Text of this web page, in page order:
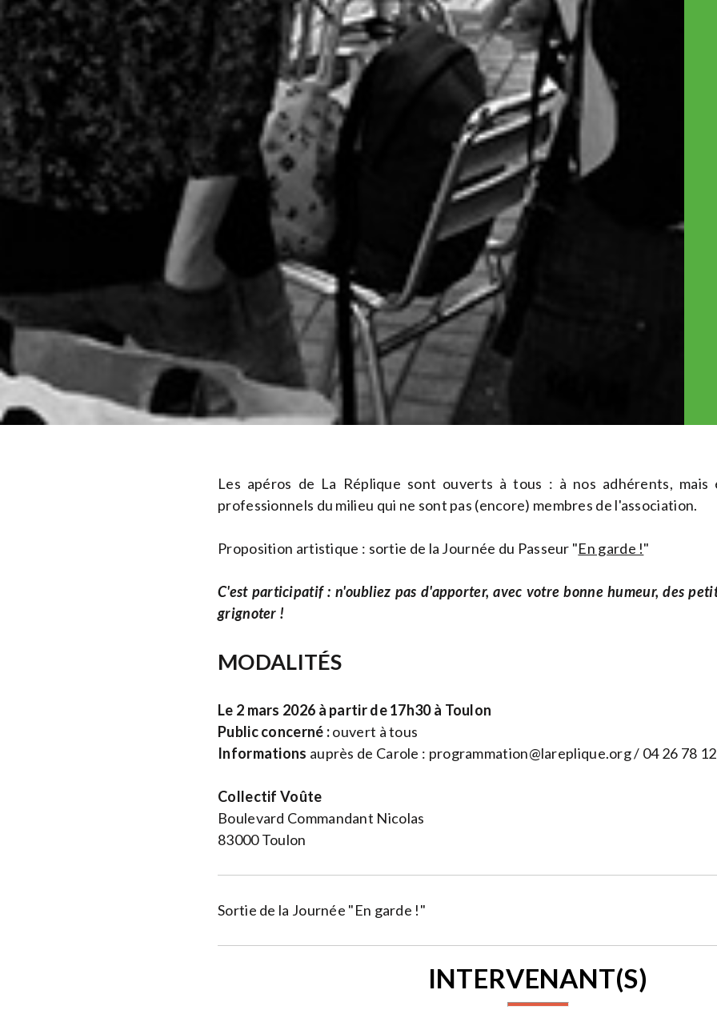
Les apéros de La Réplique sont ouverts à tous : à nos adhérents, mais
professionnels du milieu qui ne sont pas (encore) membres de l'association.
Proposition artistique : sortie de la Journée du Passeur "En garde !"
C'est participatif : n'oubliez pas d'apporter, avec votre bonne humeur, des
grignoter !
MODALITÉS
Le 2 mars 2026 à partir de 17h30 à Toulon
Public concerné :ouvert à tous
Informations auprès de Carole : programmation@lareplique.org/ 04 26 78
Collectif Voûte
Boulevard Commandant Nicolas
83000 Toulon
Sortie de la Journée "En garde !"
INTERVENANT(S)